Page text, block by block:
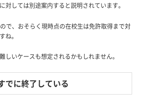
対しては別途案内すると説明されています。
で、おそらく現時点の在校生は免許取得まで対
ね。
しいケースも想定されるかもしれません。
でに終了している